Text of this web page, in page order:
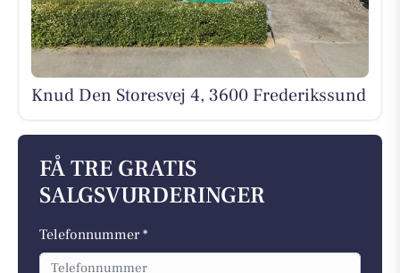
Knud Den Storesvej 4, 3600 Frederikssund
FÅ TRE GRATIS
SALGSVURDERINGER
Telefonnummer *